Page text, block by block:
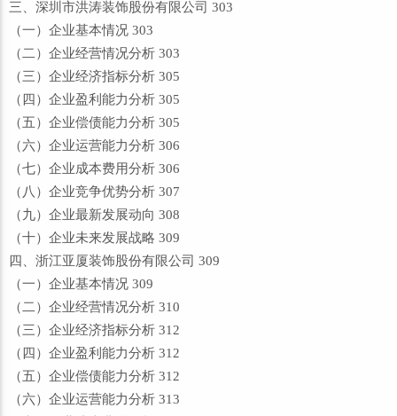
三、深圳市洪涛装饰股份有限公司 303
（一）企业基本情况 303
（二）企业经营情况分析 303
（三）企业经济指标分析 305
（四）企业盈利能力分析 305
（五）企业偿债能力分析 305
（六）企业运营能力分析 306
（七）企业成本费用分析 306
（八）企业竞争优势分析 307
（九）企业最新发展动向 308
（十）企业未来发展战略 309
四、浙江亚厦装饰股份有限公司 309
（一）企业基本情况 309
（二）企业经营情况分析 310
（三）企业经济指标分析 312
（四）企业盈利能力分析 312
（五）企业偿债能力分析 312
（六）企业运营能力分析 313